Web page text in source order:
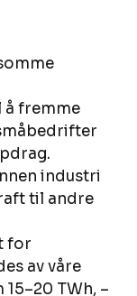
å fremme
industri
til andre
for
av våre
TWh, –